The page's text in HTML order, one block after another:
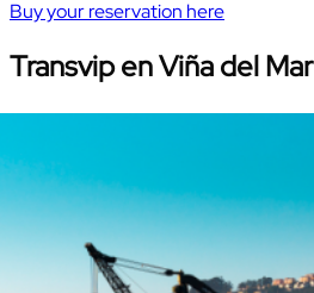
Buy your reservation here
Transvip en Viña del Mar